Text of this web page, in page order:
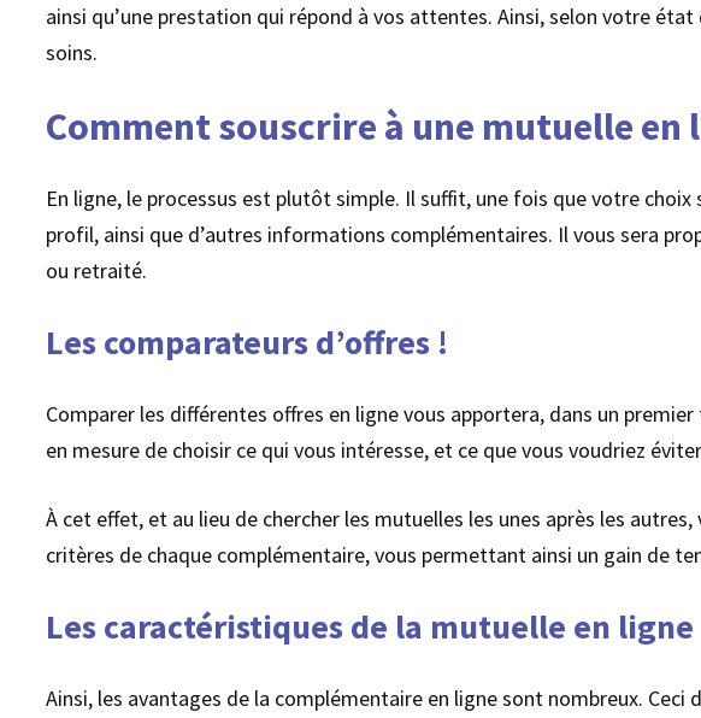
ainsi qu’une prestation qui répond à vos attentes. Ainsi, selon votre
soins.
Comment souscrire à une mutuelle en
En ligne, le processus est plutôt simple. Il suffit, une fois que votre
profil, ainsi que d’autres informations complémentaires. Il vous sera
ou retraité.
Les comparateurs d’offres !
Comparer les différentes offres en ligne vous apportera, dans un
en mesure de choisir ce qui vous intéresse, et ce que vous voudriez
À cet effet, et au lieu de chercher les mutuelles les unes après les autres,
critères de chaque complémentaire, vous permettant ainsi un gain de
Les caractéristiques de la mutuelle en ligne
Ainsi, les avantages de la complémentaire en ligne sont nombreux.